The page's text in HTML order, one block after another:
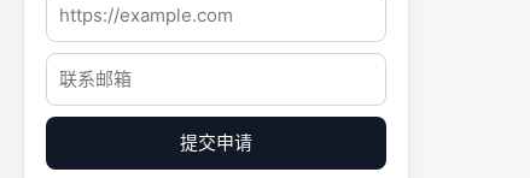
提交申请